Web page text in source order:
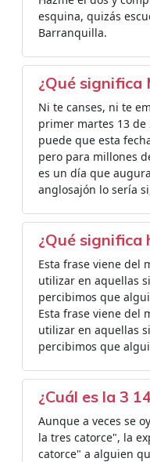
esquina, quizás
Barranquilla.
¿Qué significa
Ni te canses, ni te
primer martes 13 de
puede que esta
pero para millones
es un día que
anglosajón lo sería
¿Qué significa
Esta frase viene del
utilizar en aquellas
percibimos que
Esta frase viene del
utilizar en aquellas
percibimos que
¿Cuál es la 3
Aunque a veces se
la tres catorce", la
catorce" a alguien